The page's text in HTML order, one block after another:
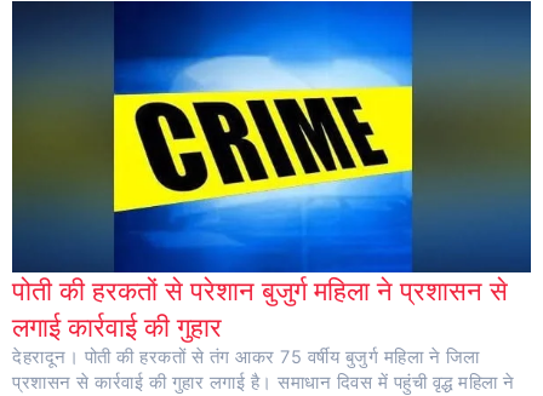
पोती की हरकतों से परेशान बुजुर्ग महिला ने प्रशासन से
लगाई कार्रवाई की गुहार
देहरादून। पोती की हरकतों से तंग आकर 75 वर्षीय बुजुर्ग महिला ने जिला
प्रशासन से कार्रवाई की गुहार लगाई है। समाधान दिवस में पहुंची वृद्ध महिला ने